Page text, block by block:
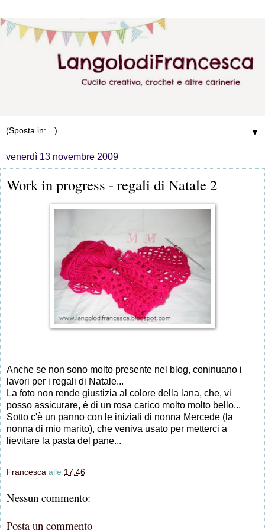
▼
venerdì 13 novembre 2009
Work in progress - regali di Natale 2
Anche se non sono molto presente nel blog, coninuano i
lavori per i regali di Natale...
La foto non rende giustizia al colore della lana, che, vi
posso assicurare, è di un rosa carico molto molto bello...
Sotto c'è un panno con le iniziali di nonna Mercede (la
nonna di mio marito), che veniva usato per metterci a
lievitare la pasta del pane...
Francesca alle 17:46
Nessun commento:
Posta un commento